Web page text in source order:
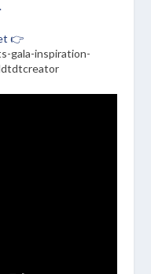
👉
gala-inspiration-